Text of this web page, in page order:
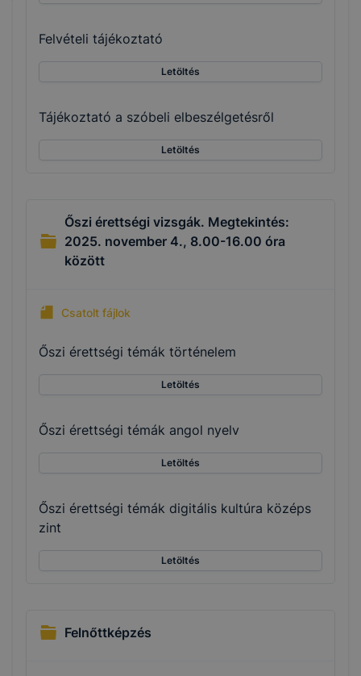
Felvételi tájékoztató
Letöltés
Tájékoztató a szóbeli elbeszélgetésről
Letöltés
Őszi érettségi vizsgák. Megtekintés:
2025. november 4., 8.00-16.00 óra
között
Csatolt fájlok
Őszi érettségi témák történelem
Letöltés
Őszi érettségi témák angol nyelv
Letöltés
Őszi érettségi témák digitális kultúra középs
zint
Letöltés
Felnőttképzés